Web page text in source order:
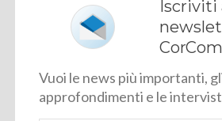
Iscriviti
CorCom
Vuoi le news più importanti,
approfondimenti e le